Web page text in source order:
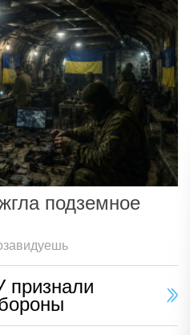
подземное
признали